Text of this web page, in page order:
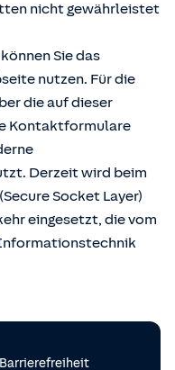
nicht gewährleistet
Sie das
nutzen. Für die
die auf dieser
Kontaktformulare
Derzeit wird beim
Socket Layer)
eingesetzt, die vom
Barrierefreiheit